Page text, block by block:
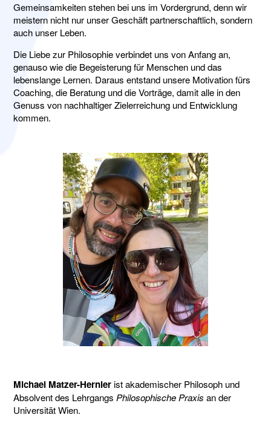
Gemeinsamkeiten stehen bei uns im Vordergrund, denn wir
meistern nicht nur unser Geschäft partnerschaftlich, sondern
auch unser Leben.
Die Liebe zur Philosophie verbindet uns von Anfang an,
genauso wie die Begeisterung für Menschen und das
lebenslange Lernen. Daraus entstand unsere Motivation fürs
Coaching, die Beratung und die Vorträge, damit alle in den
Genuss von nachhaltiger Zielerreichung und Entwicklung
kommen.
Michael Matzer-Hernler ist akademischer Philosoph und
Absolvent des LehrgangsPhilosophische Praxis an der
Universität Wien.